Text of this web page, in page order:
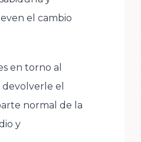
el cambio
en torno al
el
normal de la
y